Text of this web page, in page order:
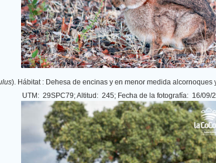
). Hábitat : Dehesa de encinas y en menor medida
UTM: 29SPC79; Altitud: 245; Fecha de la fotografía: 16/09/